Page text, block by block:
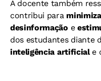
A docente também
contribui para
desinformação e
dos estudantes diante
inteligência artificiale